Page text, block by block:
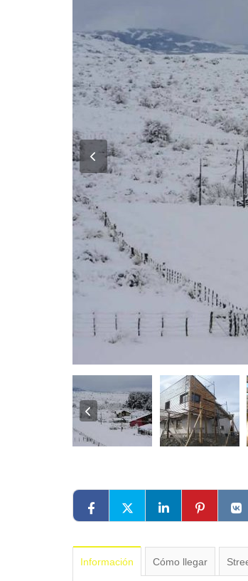
Información Cómo llegar